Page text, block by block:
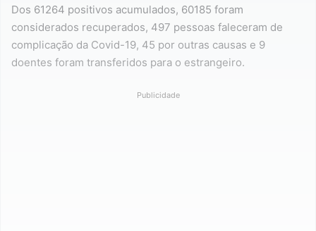
Dos 61264 positivos acumulados, 60185 foram
considerados recuperados, 497 pessoas faleceram de
complicação da Covid-19, 45 por outras causas e 9
doentes foram transferidos para o estrangeiro.
Publicidade